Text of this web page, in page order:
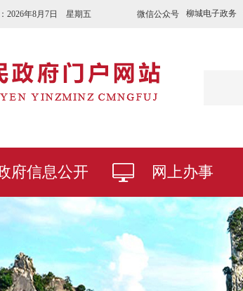
微信公众号 柳城电子政务
2026年8月7日 星期五
府信息公开 网上办事